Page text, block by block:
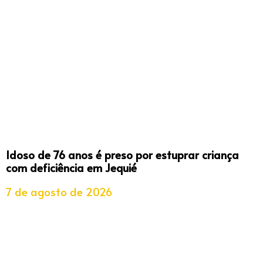
Idoso de 76 anos é preso por estuprar criança
com deficiência em Jequié
7 de agosto de 2026